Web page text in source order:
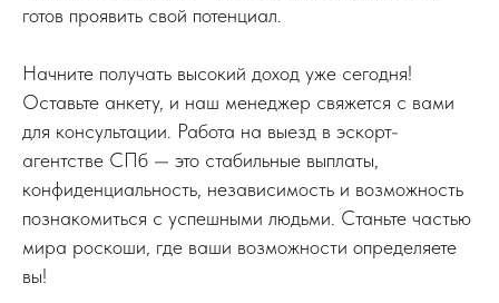
готов проявить свой потенциал.
Начните получать высокий доход уже сегодня!
Оставьте анкету, и наш менеджер свяжется с вами
для консультации. Работа на выезд в эскорт-
агентстве СПб — это стабильные выплаты,
конфиденциальность, независимость и возможность
познакомиться с успешными людьми. Станьте частью
мира роскоши, где ваши возможности определяете
вы!